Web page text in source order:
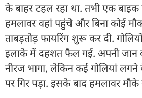
के बाहर टहल रहा था. तभी एक बाइक
हमलावर वहां पहुंचे और बिना कोई
ताबड़तोड़ फायरिंग शुरू कर दी.
इलाके में दहशत फैल गई. अपनी जान
नीरज भागा, लेकिन कई गोलियां
पर गिर पड़ा. इसके बाद हमलावर मौके